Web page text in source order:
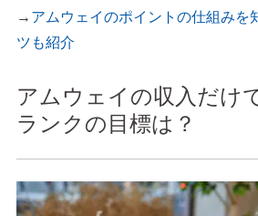
→ アムウェイのポイントの仕組みを
ツも紹介
アムウェイの収入だけ
ランクの目標は？